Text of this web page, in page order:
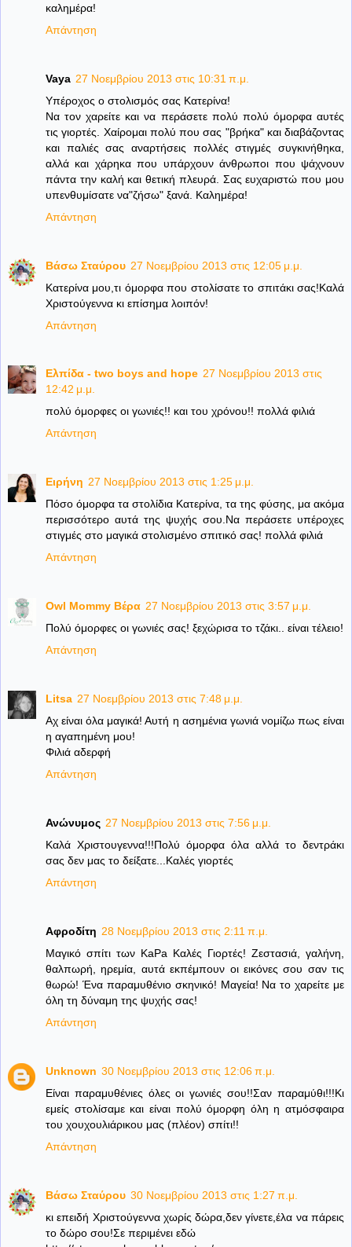
καλημέρα!
Απάντηση
Vaya 27 Νοεμβρίου 2013 στις 10:31 π.μ.
Υπέροχος ο στολισμός σας Κατερίνα!
Να τον χαρείτε και να περάσετε πολύ πολύ όμορφα αυτές
τις γιορτές. Χαίρομαι πολύ που σας "βρήκα" και διαβάζοντας
και παλιές σας αναρτήσεις πολλές στιγμές συγκινήθηκα,
αλλά και χάρηκα που υπάρχουν άνθρωποι που ψάχνουν
πάντα την καλή και θετική πλευρά. Σας ευχαριστώ που μου
υπενθυμίσατε να"ζήσω" ξανά. Καλημέρα!
Απάντηση
Βάσω Σταύρου 27 Νοεμβρίου 2013 στις 12:05 μ.μ.
Κατερίνα μου,τι όμορφα που στολίσατε το σπιτάκι σας!Καλά
Χριστούγεννα κι επίσημα λοιπόν!
Απάντηση
Ελπίδα - two boys and hope 27 Νοεμβρίου 2013 στις
12:42 μ.μ.
πολύ όμορφες οι γωνιές!! και του χρόνου!! πολλά φιλιά
Απάντηση
Ειρήνη 27 Νοεμβρίου 2013 στις 1:25 μ.μ.
Πόσο όμορφα τα στολίδια Κατερίνα, τα της φύσης, μα ακόμα
περισσότερο αυτά της ψυχής σου.Να περάσετε υπέροχες
στιγμές στο μαγικά στολισμένο σπιτικό σας! πολλά φιλιά
Απάντηση
Owl Mommy Βέρα 27 Νοεμβρίου 2013 στις 3:57 μ.μ.
Πολύ όμορφες οι γωνιές σας! ξεχώρισα το τζάκι.. είναι τέλειο!
Απάντηση
Litsa 27 Νοεμβρίου 2013 στις 7:48 μ.μ.
Αχ είναι όλα μαγικά! Αυτή η ασημένια γωνιά νομίζω πως είναι
η αγαπημένη μου!
Φιλιά αδερφή
Απάντηση
Ανώνυμος 27 Νοεμβρίου 2013 στις 7:56 μ.μ.
Καλά Χριστουγεννα!!!Πολύ όμορφα όλα αλλά το δεντράκι
σας δεν μας το δείξατε...Καλές γιορτές
Απάντηση
Αφροδίτη 28 Νοεμβρίου 2013 στις 2:11 π.μ.
Μαγικό σπίτι των KaPa Καλές Γιορτές! Ζεστασιά, γαλήνη,
θαλπωρή, ηρεμία, αυτά εκπέμπουν οι εικόνες σου σαν τις
θωρώ! Ένα παραμυθένιο σκηνικό! Μαγεία! Να το χαρείτε με
όλη τη δύναμη της ψυχής σας!
Απάντηση
Unknown 30 Νοεμβρίου 2013 στις 12:06 π.μ.
Είναι παραμυθένιες όλες οι γωνιές σου!!Σαν παραμύθι!!!Κι
εμείς στολίσαμε και είναι πολύ όμορφη όλη η ατμόσφαιρα
του χουχουλιάρικου μας (πλέον) σπίτι!!
Απάντηση
Βάσω Σταύρου 30 Νοεμβρίου 2013 στις 1:27 π.μ.
κι επειδή Χριστούγεννα χωρίς δώρα,δεν γίνετε,έλα να πάρεις
το δώρο σου!Σε περιμένει εδώ